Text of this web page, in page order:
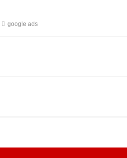
google ads